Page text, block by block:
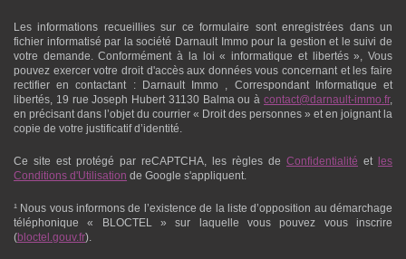
Les informations recueillies sur ce formulaire sont enregistrées dans un
fichier informatisé par la société Darnault Immopour la gestion et le suivi de
votre demande. Conformément à la loi « informatique et libertés », Vous
pouvez exercer votre droit d'accès aux données vous concernant et les faire
rectifier en contactant :
Darnault Immo
, Correspondant Informatique et
libertés,
19 rue Joseph Hubert 31130 Balma ou àcontact@darnault-immo.fr,
en précisant dans l’objet du courrier « Droit des personnes » et en joignant la
copie de votre justificatif d’identité.
Ce site est protégé par reCAPTCHA, les règles de Confidentialité et
les
Conditions d'Utilisation de Google s'appliquent.
¹ Nous vous informons de l’existence de la liste d’opposition au démarchage
téléphonique « BLOCTEL » sur laquelle vous pouvez vous inscrire
(bloctel.gouv.fr).